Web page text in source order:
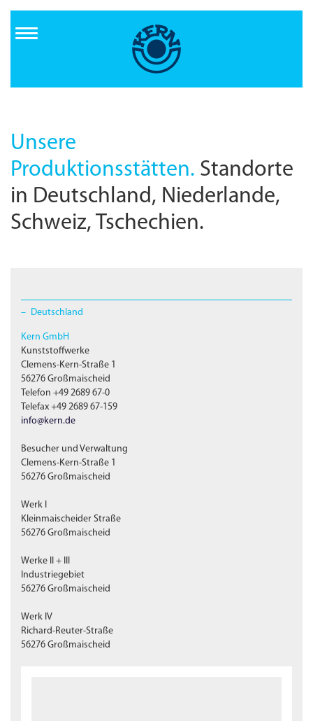
Inhalt
Unsere
Produktionsstätten. Standorte
in Deutschland, Niederlande,
Schweiz, Tschechien.
Deutschland
Kern GmbH
Kunststoffwerke
Clemens-Kern-Straße 1
56276 Großmaischeid
Telefon +49 2689 67-0
Telefax +49 2689 67-159
info@kern.de
Besucher und Verwaltung
Clemens-Kern-Straße 1
56276 Großmaischeid
Werk I
Kleinmaischeider Straße
56276 Großmaischeid
Werke II + III
Industriegebiet
56276 Großmaischeid
Werk IV
Richard-Reuter-Straße
56276 Großmaischeid